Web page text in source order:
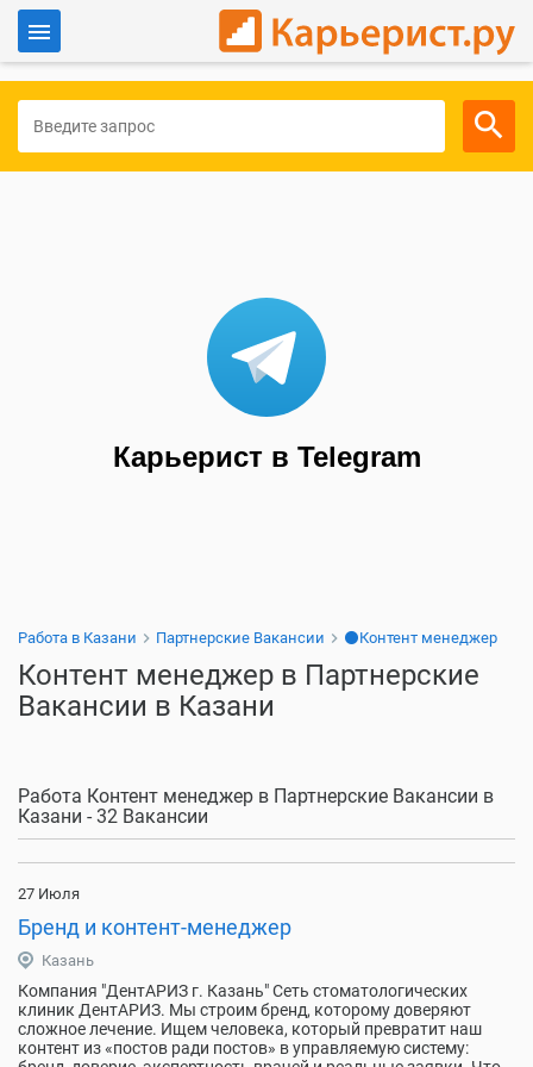
Для работодателей
Карьерист в Telegram
Работа в Казани Партнерские Вакансии ⚫Контент менеджер
Контент менеджер в Партнерские
Вакансии в Казани
Работа Контент менеджер в Партнерские Вакансии в
Казани - 32 Вакансии
27 Июля
Бренд и контент-менеджер
Казань
Компания "ДентАРИЗ г. Казань" Сеть стоматологических
клиник ДентАРИЗ. Мы строим бренд, которому доверяют
сложное лечение. Ищем человека, который превратит наш
контент из «постов ради постов» в управляемую систему: